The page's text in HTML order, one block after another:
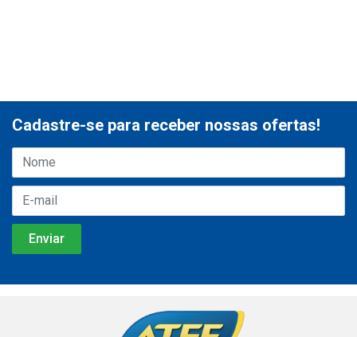
Cadastre-se para receber nossas ofertas!